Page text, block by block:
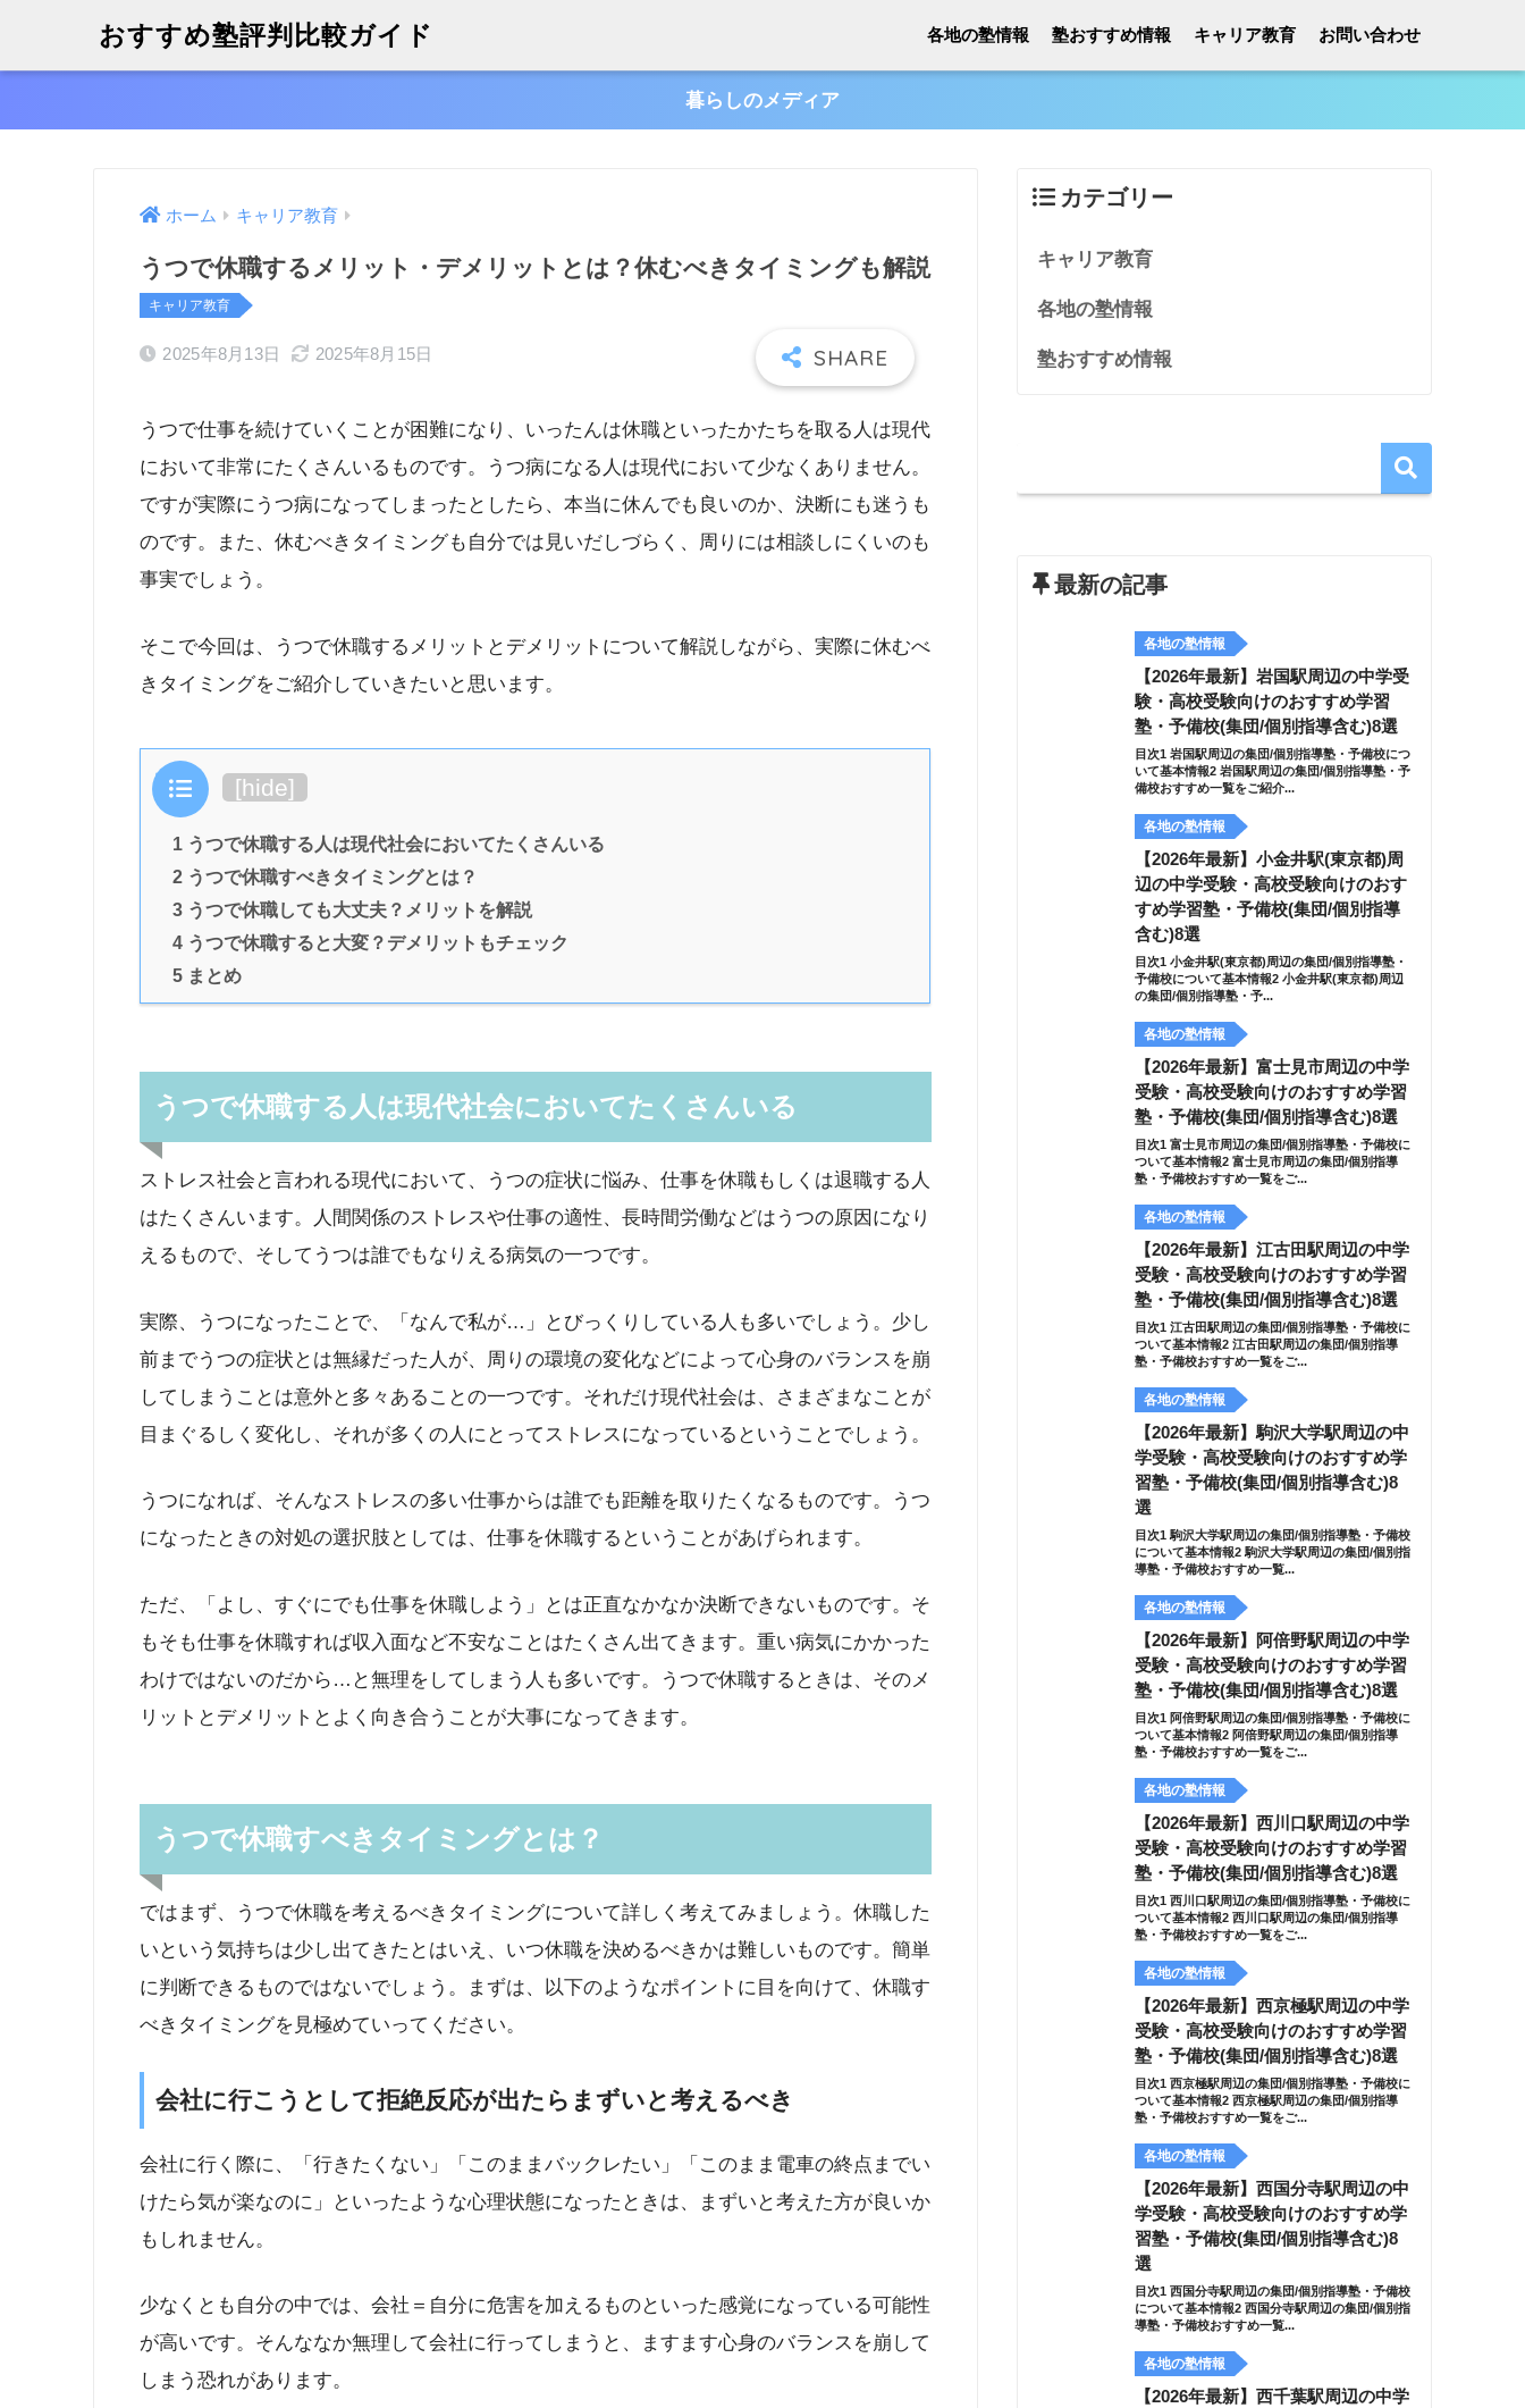
おすすめ塾評判比較ガイド 各地の塾情報 塾おすすめ情報 キャリア教育 お問い合わせ
暮らしのメディア
ホーム キャリア教育
うつで休職するメリット・デメリットとは？休むべきタイミングも解説
キャリア教育
2025年8月13日 2025年8月15日
うつで仕事を続けていくことが困難になり、いったんは休職といったかたちを取る人は現代
において非常にたくさんいるものです。うつ病になる人は現代において少なくありません。
ですが実際にうつ病になってしまったとしたら、本当に休んでも良いのか、決断にも迷うも
のです。また、休むべきタイミングも自分では見いだしづらく、周りには相談しにくいのも
事実でしょう。
そこで今回は、うつで休職するメリットとデメリットについて解説しながら、実際に休むべ
きタイミングをご紹介していきたいと思います。
目次 [hide]
1 うつで休職する人は現代社会においてたくさんいる
2 うつで休職すべきタイミングとは？
3 うつで休職しても大丈夫？メリットを解説
4 うつで休職すると大変？デメリットもチェック
5 まとめ
うつで休職する人は現代社会においてたくさんいる
ストレス社会と言われる現代において、うつの症状に悩み、仕事を休職もしくは退職する人
はたくさんいます。人間関係のストレスや仕事の適性、長時間労働などはうつの原因になり
えるもので、そしてうつは誰でもなりえる病気の一つです。
実際、うつになったことで、「なんで私が…」とびっくりしている人も多いでしょう。少し
前までうつの症状とは無縁だった人が、周りの環境の変化などによって心身のバランスを崩
してしまうことは意外と多々あることの一つです。それだけ現代社会は、さまざまなことが
目まぐるしく変化し、それが多くの人にとってストレスになっているということでしょう。
うつになれば、そんなストレスの多い仕事からは誰でも距離を取りたくなるものです。うつ
になったときの対処の選択肢としては、仕事を休職するということがあげられます。
ただ、「よし、すぐにでも仕事を休職しよう」とは正直なかなか決断できないものです。そ
もそも仕事を休職すれば収入面など不安なことはたくさん出てきます。重い病気にかかった
わけではないのだから…と無理をしてしまう人も多いです。うつで休職するときは、そのメ
リットとデメリットとよく向き合うことが大事になってきます。
うつで休職すべきタイミングとは？
ではまず、うつで休職を考えるべきタイミングについて詳しく考えてみましょう。休職した
いという気持ちは少し出てきたとはいえ、いつ休職を決めるべきかは難しいものです。簡単
に判断できるものではないでしょう。まずは、以下のようなポイントに目を向けて、休職す
べきタイミングを見極めていってください。
会社に行こうとして拒絶反応が出たらまずいと考えるべき
会社に行く際に、「行きたくない」「このままバックレたい」「このまま電車の終点までい
けたら気が楽なのに」といったような心理状態になったときは、まずいと考えた方が良いか
もしれません。
少なくとも自分の中では、会社＝自分に危害を加えるものといった感覚になっている可能性
が高いです。そんななか無理して会社に行ってしまうと、ますます心身のバランスを崩して
しまう恐れがあります。
カテゴリー
キャリア教育
各地の塾情報
塾おすすめ情報
最新の記事
各地の塾情報
【2026年最新】岩国駅周辺の中学受
験・高校受験向けのおすすめ学習
塾・予備校(集団/個別指導含む)8選
目次1 岩国駅周辺の集団/個別指導塾・予備校につ
いて基本情報2 岩国駅周辺の集団/個別指導塾・予
備校おすすめ一覧をご紹介...
各地の塾情報
【2026年最新】小金井駅(東京都)周
辺の中学受験・高校受験向けのおす
すめ学習塾・予備校(集団/個別指導
含む)8選
目次1 小金井駅(東京都)周辺の集団/個別指導塾・
予備校について基本情報2 小金井駅(東京都)周辺
の集団/個別指導塾・予...
各地の塾情報
【2026年最新】富士見市周辺の中学
受験・高校受験向けのおすすめ学習
塾・予備校(集団/個別指導含む)8選
目次1 富士見市周辺の集団/個別指導塾・予備校に
ついて基本情報2 富士見市周辺の集団/個別指導
塾・予備校おすすめ一覧をご...
各地の塾情報
【2026年最新】江古田駅周辺の中学
受験・高校受験向けのおすすめ学習
塾・予備校(集団/個別指導含む)8選
目次1 江古田駅周辺の集団/個別指導塾・予備校に
ついて基本情報2 江古田駅周辺の集団/個別指導
塾・予備校おすすめ一覧をご...
各地の塾情報
【2026年最新】駒沢大学駅周辺の中
学受験・高校受験向けのおすすめ学
習塾・予備校(集団/個別指導含む)8
選
目次1 駒沢大学駅周辺の集団/個別指導塾・予備校
について基本情報2 駒沢大学駅周辺の集団/個別指
導塾・予備校おすすめ一覧...
各地の塾情報
【2026年最新】阿倍野駅周辺の中学
受験・高校受験向けのおすすめ学習
塾・予備校(集団/個別指導含む)8選
目次1 阿倍野駅周辺の集団/個別指導塾・予備校に
ついて基本情報2 阿倍野駅周辺の集団/個別指導
塾・予備校おすすめ一覧をご...
各地の塾情報
【2026年最新】西川口駅周辺の中学
受験・高校受験向けのおすすめ学習
塾・予備校(集団/個別指導含む)8選
目次1 西川口駅周辺の集団/個別指導塾・予備校に
ついて基本情報2 西川口駅周辺の集団/個別指導
塾・予備校おすすめ一覧をご...
各地の塾情報
【2026年最新】西京極駅周辺の中学
受験・高校受験向けのおすすめ学習
塾・予備校(集団/個別指導含む)8選
目次1 西京極駅周辺の集団/個別指導塾・予備校に
ついて基本情報2 西京極駅周辺の集団/個別指導
塾・予備校おすすめ一覧をご...
各地の塾情報
【2026年最新】西国分寺駅周辺の中
学受験・高校受験向けのおすすめ学
習塾・予備校(集団/個別指導含む)8
選
目次1 西国分寺駅周辺の集団/個別指導塾・予備校
について基本情報2 西国分寺駅周辺の集団/個別指
導塾・予備校おすすめ一覧...
各地の塾情報
【2026年最新】西千葉駅周辺の中学